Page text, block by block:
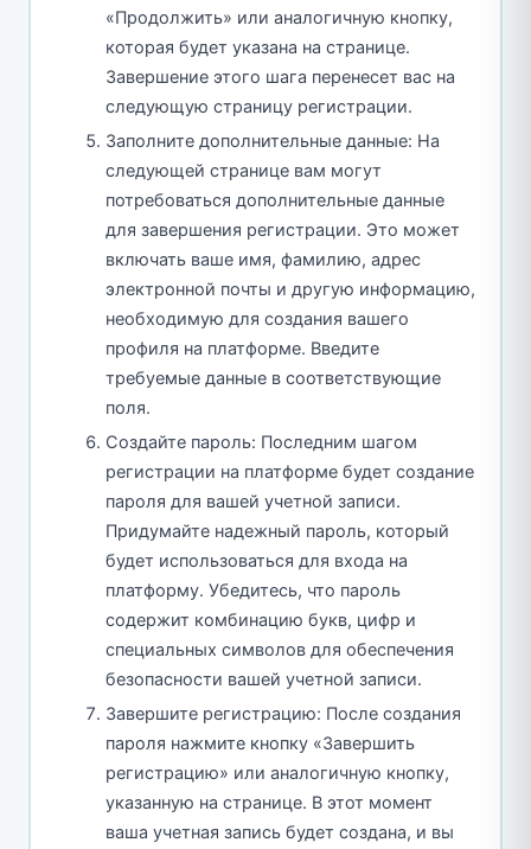
«Продолжить» или аналогичную кнопку,
которая будет указана на странице.
Завершение этого шага перенесет вас на
следующую страницу регистрации.
Заполните дополнительные данные: На
следующей странице вам могут
потребоваться дополнительные данные
для завершения регистрации. Это может
включать ваше имя, фамилию, адрес
электронной почты и другую информацию,
необходимую для создания вашего
профиля на платформе. Введите
требуемые данные в соответствующие
поля.
Создайте пароль: Последним шагом
регистрации на платформе будет создание
пароля для вашей учетной записи.
Придумайте надежный пароль, который
будет использоваться для входа на
платформу. Убедитесь, что пароль
содержит комбинацию букв, цифр и
специальных символов для обеспечения
безопасности вашей учетной записи.
Завершите регистрацию: После создания
пароля нажмите кнопку «Завершить
регистрацию» или аналогичную кнопку,
указанную на странице. В этот момент
ваша учетная запись будет создана, и вы